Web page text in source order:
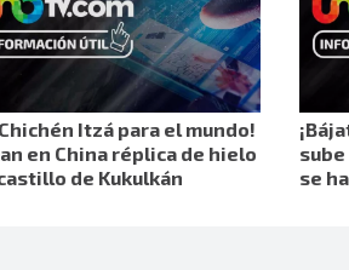
Chichén Itzá para el mundo!
en China réplica de hielo
de Kukulkán
sube
se